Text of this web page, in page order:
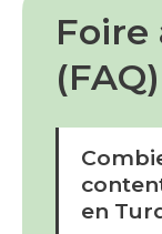
Foire
(FAQ)
en